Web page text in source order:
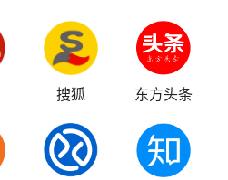
搜狐 东方头条